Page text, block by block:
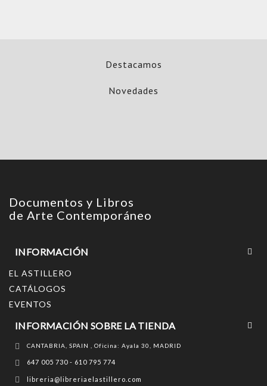
Destacamos
Novedades
Documentos y Libros
de Arte Contemporáneo
INFORMACIÓN
EL ASTILLERO
CATÁLOGOS
EVENTOS
INFORMACIÓN SOBRE LA TIENDA
CANTABRIA, SPAIN , Oficina: Ayala 30, MADRID
647 005 730 - 610 795 774
libreria@libreriaelastillero.com